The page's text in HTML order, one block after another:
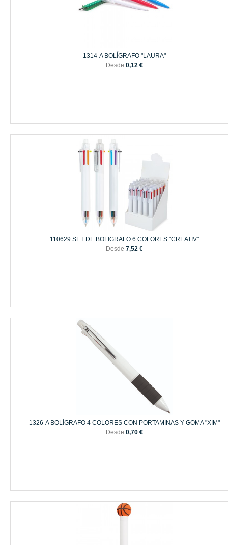
1314-A BOLÍGRAFO "LAURA"
Desde 0,12 €
110629 SET DE BOLIGRAFO 6 COLORES "CREATIV"
Desde 7,52 €
1326-A BOLÍGRAFO 4 COLORES CON PORTAMINAS Y GOMA "XIM"
Desde 0,70 €